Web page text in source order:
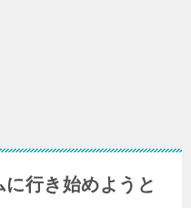
行き始めようと